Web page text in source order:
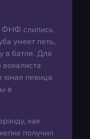
ФНФ слились
умеет петь,
в батле. Для
юная певица
в
как
получил